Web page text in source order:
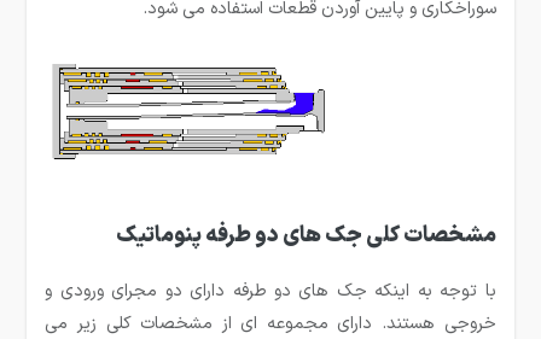
سوراخکاری و پایین آوردن قطعات استفاده می شود.
مشخصات کلی جک های دو طرفه پنوماتیک
با توجه به اینکه جک های دو طرفه دارای دو مجرای ورودی و
خروجی هستند. دارای مجموعه ای از مشخصات کلی زیر می